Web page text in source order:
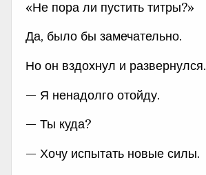
«Не пора ли пустить титры?»
Да, было бы замечательно.
Но он вздохнул и развернулся.
— Я ненадолго отойду.
— Ты куда?
— Хочу испытать новые силы.